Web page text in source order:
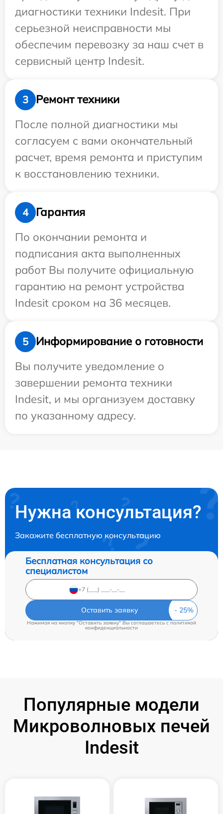
диагностики техники Indesit. При
серьезной неисправности мы
обеспечим перевозку за наш счет в
сервисный центр Indesit.
3
Ремонт техники
После полной диагностики мы
согласуем с вами окончательный
расчет, время ремонта и приступим
к восстановлению техники.
4
Гарантия
По окончании ремонта и
подписания акта выполненных
работ Вы получите официальную
гарантию на ремонт устройства
Indesit сроком на 36 месяцев.
5
Информирование о готовности
Вы получите уведомление о
завершении ремонта техники
Indesit, и мы организуем доставку
по указанному адресу.
Нужна консультация?
Закажите бесплатную консультацию
Бесплатная консультация со
специалистом
Оставить заявку
Нажимая на кнопку "Оставить заявку" Вы соглашаетесь cполитикой
конфиденциальности
Популярные модели
Микроволновых печей
Indesit